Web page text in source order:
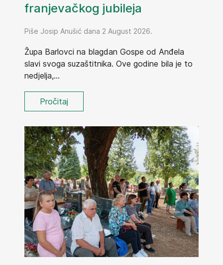
franjevačkog jubileja
Piše Josip Anušić dana 2 August 2026.
Župa Barlovci na blagdan Gospe od Anđela
slavi svoga suzaštitnika. Ove godine bila je to
nedjelja,...
Pročitaj